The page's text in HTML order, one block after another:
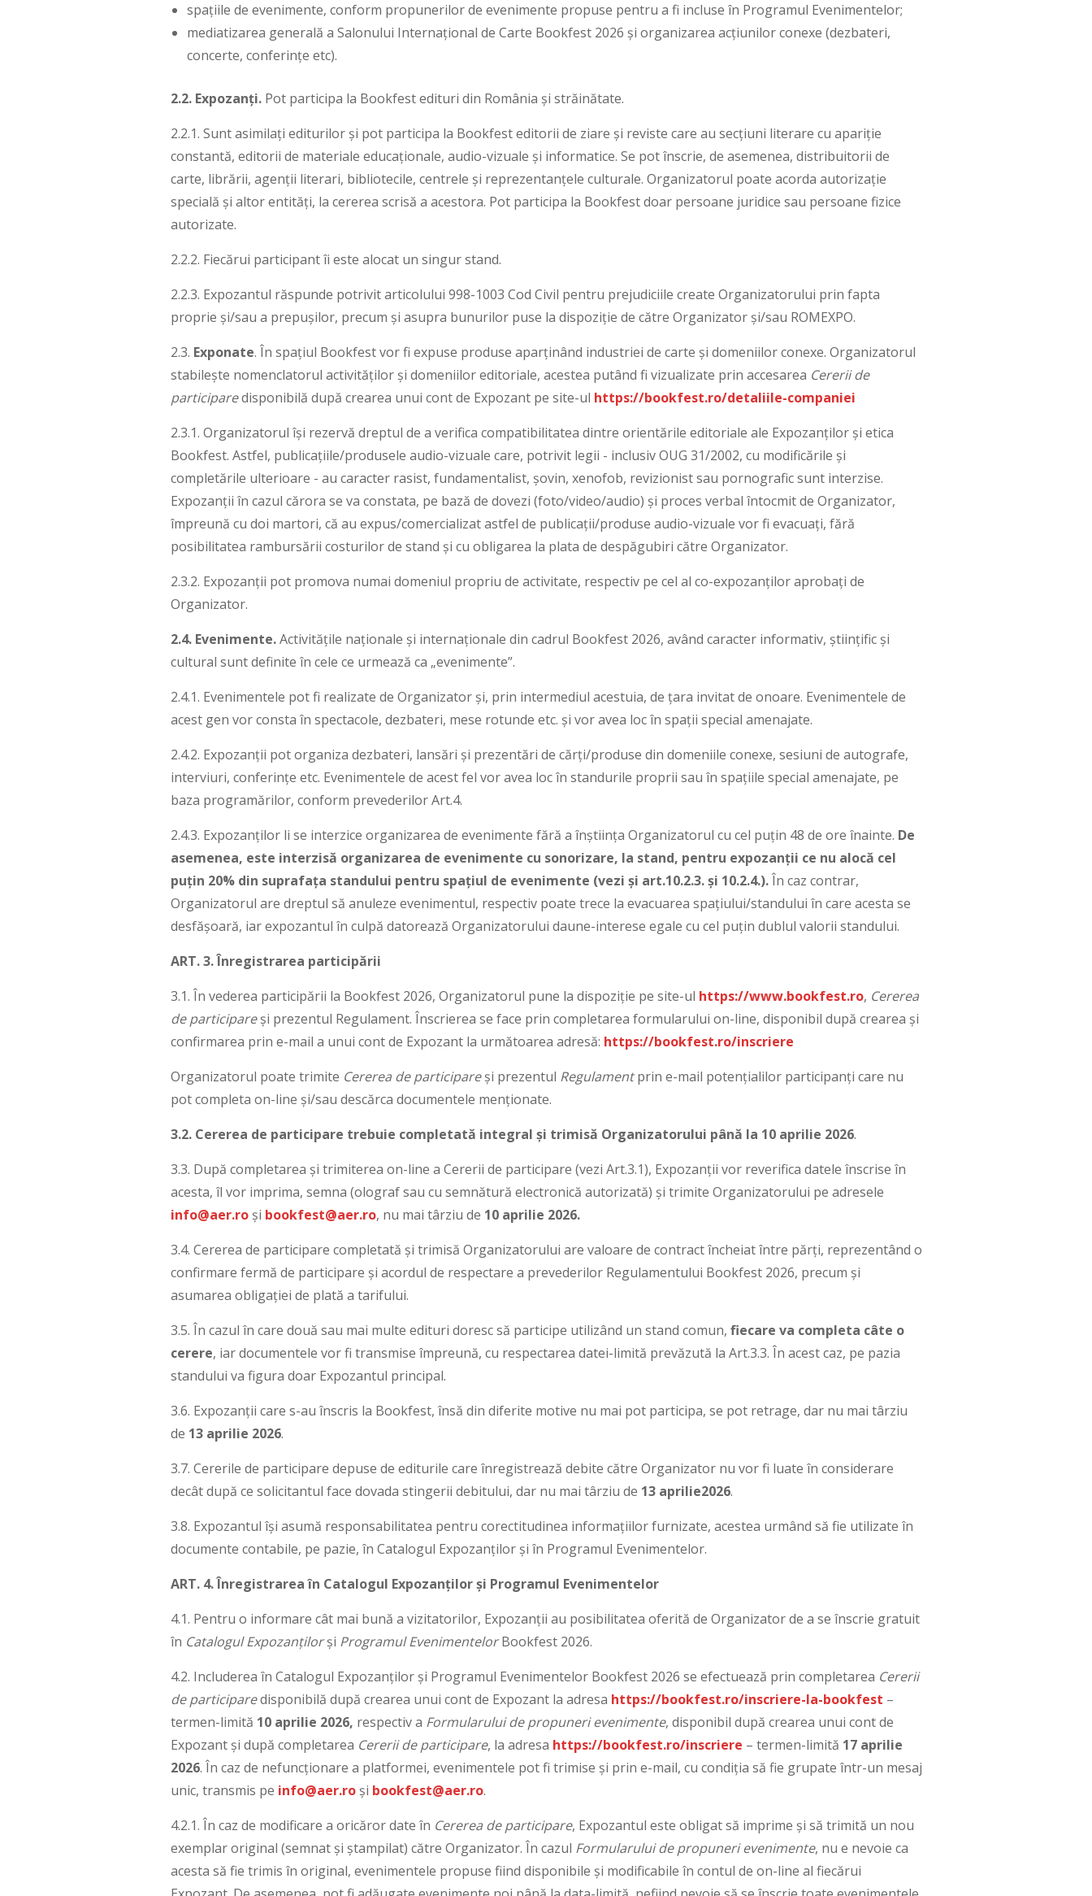
spațiile de evenimente, conform propunerilor de evenimente propuse pentru a fi incluse în Programul Evenimentelor;
mediatizarea generală a Salonului Internațional de Carte Bookfest 2026 și organizarea acțiunilor conexe (dezbateri,
concerte, conferințe etc).
2.2. Expozanți.Pot participa la Bookfest edituri din România și străinătate.
2.2.1. Sunt asimilați editurilor și pot participa la Bookfest editorii de ziare și reviste care au secțiuni literare cu apariție
constantă, editorii de materiale educaționale, audio-vizuale și informatice. Se pot înscrie, de asemenea, distribuitorii de
carte, librării, agenții literari, bibliotecile, centrele și reprezentanțele culturale. Organizatorul poate acorda autorizație
specială și altor entități, la cererea scrisă a acestora. Pot participa la Bookfest doar persoane juridice sau persoane fizice
autorizate.
2.2.2. Fiecărui participant îi este alocat un singur stand.
2.2.3. Expozantul răspunde potrivit articolului 998-1003 Cod Civil pentru prejudiciile create Organizatorului prin fapta
proprie și/sau a prepușilor, precum și asupra bunurilor puse la dispoziție de către Organizator și/sau ROMEXPO.
2.3. Exponate. În spațiul Bookfest vor fi expuse produse aparținând industriei de carte și domeniilor conexe. Organizatorul
stabilește nomenclatorul activităților și domeniilor editoriale, acestea putând fi vizualizate prin accesarea Cererii de
participaredisponibilă după crearea unui cont de Expozant pe site-ul https://bookfest.ro/detaliile-companiei
2.3.1. Organizatorul își rezervă dreptul de a verifica compatibilitatea dintre orientările editoriale ale Expozanților și etica
Bookfest. Astfel, publicațiile/produsele audio-vizuale care, potrivit legii - inclusiv OUG 31/2002, cu modificările și
completările ulterioare - au caracter rasist, fundamentalist, șovin, xenofob, revizionist sau pornografic sunt interzise.
Expozanții în cazul cărora se va constata, pe bază de dovezi (foto/video/audio) și proces verbal întocmit de Organizator,
împreună cu doi martori, că au expus/comercializat astfel de publicații/produse audio-vizuale vor fi evacuați, fără
posibilitatea rambursării costurilor de stand și cu obligarea la plata de despăgubiri către Organizator.
2.3.2. Expozanții pot promova numai domeniul propriu de activitate, respectiv pe cel al co-expozanților aprobați de
Organizator.
2.4. Evenimente.Activitățile naționale și internaționale din cadrul Bookfest 2026, având caracter informativ, științific și
cultural sunt definite în cele ce urmează ca „evenimente”.
2.4.1. Evenimentele pot fi realizate de Organizator și, prin intermediul acestuia, de țara invitat de onoare. Evenimentele de
acest gen vor consta în spectacole, dezbateri, mese rotunde etc. și vor avea loc în spații special amenajate.
2.4.2. Expozanții pot organiza dezbateri, lansări și prezentări de cărți/produse din domeniile conexe, sesiuni de autografe,
interviuri, conferințe etc. Evenimentele de acest fel vor avea loc în standurile proprii sau în spațiile special amenajate, pe
baza programărilor, conform prevederilor Art.4.
2.4.3. Expozanților li se interzice organizarea de evenimente fără a înștiința Organizatorul cu cel puțin 48 de ore înainte. De
asemenea, este interzisă organizarea de evenimente cu sonorizare, la stand, pentru expozanții ce nu alocă cel
puțin 20% din suprafața standului pentru spațiul de evenimente (vezi și art.10.2.3. și 10.2.4.).În caz contrar,
Organizatorul are dreptul să anuleze evenimentul, respectiv poate trece la evacuarea spațiului/standului în care acesta se
desfășoară, iar expozantul în culpă datorează Organizatorului daune-interese egale cu cel puțin dublul valorii standului.
ART. 3. Înregistrarea participării
3.1. În vederea participării la Bookfest 2026, Organizatorul pune la dispoziție pe site-ul https://www.bookfest.ro, Cererea
de participareși prezentul Regulament. Înscrierea se face prin completarea formularului on-line, disponibil după crearea și
confirmarea prin e-mail a unui cont de Expozant la următoarea adresă: https://bookfest.ro/inscriere
Organizatorul poate trimite Cererea de participareși prezentul Regulamentprin e-mail potențialilor participanți care nu
pot completa on-line și/sau descărca documentele menționate.
3.2. Cererea de participare trebuie completată integral și trimisă Organizatorului până la 10 aprilie 2026.
3.3. După completarea și trimiterea on-line a Cererii de participare (vezi Art.3.1), Expozanții vor reverifica datele înscrise în
acesta, îl vor imprima, semna (olograf sau cu semnătură electronică autorizată) și trimite Organizatorului pe adresele
info@aer.roși bookfest@aer.ro, nu mai târziu de 10 aprilie 2026.
3.4. Cererea de participare completată și trimisă Organizatorului are valoare de contract încheiat între părți, reprezentând o
confirmare fermă de participare și acordul de respectare a prevederilor Regulamentului Bookfest 2026, precum și
asumarea obligației de plată a tarifului.
3.5. În cazul în care două sau mai multe edituri doresc să participe utilizând un stand comun, fiecare va completa câte o
cerere, iar documentele vor fi transmise împreună, cu respectarea datei-limită prevăzută la Art.3.3. În acest caz, pe pazia
standului va figura doar Expozantul principal.
3.6. Expozanții care s-au înscris la Bookfest, însă din diferite motive nu mai pot participa, se pot retrage, dar nu mai târziu
de 13 aprilie 2026.
3.7. Cererile de participare depuse de editurile care înregistrează debite către Organizator nu vor fi luate în considerare
decât după ce solicitantul face dovada stingerii debitului, dar nu mai târziu de 13 aprilie2026.
3.8. Expozantul își asumă responsabilitatea pentru corectitudinea informațiilor furnizate, acestea urmând să fie utilizate în
documente contabile, pe pazie, în Catalogul Expozanților și în Programul Evenimentelor.
ART. 4. Înregistrarea în Catalogul Expozanților și Programul Evenimentelor
4.1. Pentru o informare cât mai bună a vizitatorilor, Expozanții au posibilitatea oferită de Organizator de a se înscrie gratuit
în Catalogul Expozanțilorși Programul EvenimentelorBookfest 2026.
4.2. Includerea în Catalogul Expozanților și Programul Evenimentelor Bookfest 2026 se efectuează prin completarea Cererii
de participaredisponibilă după crearea unui cont de Expozant la adresa https://bookfest.ro/inscriere-la-bookfest –
termen-limită 10 aprilie 2026, respectiv a Formularului de propuneri evenimente, disponibil după crearea unui cont de
Expozant și după completarea Cererii de participare, la adresa https://bookfest.ro/inscriere – termen-limită 17 aprilie
2026. În caz de nefuncționare a platformei, evenimentele pot fi trimise și prin e-mail, cu condiția să fie grupate într-un mesaj
unic, transmis pe info@aer.roși bookfest@aer.ro.
4.2.1. În caz de modificare a oricăror date în Cererea de participare, Expozantul este obligat să imprime și să trimită un nou
exemplar original (semnat și ștampilat) către Organizator. În cazul Formularului de propuneri evenimente, nu e nevoie ca
acesta să fie trimis în original, evenimentele propuse fiind disponibile și modificabile în contul de on-line al fiecărui